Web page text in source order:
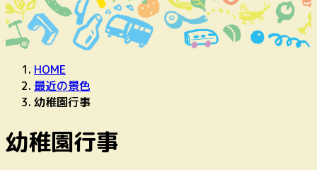
HOME
最近の景色
幼稚園行事
幼稚園行事